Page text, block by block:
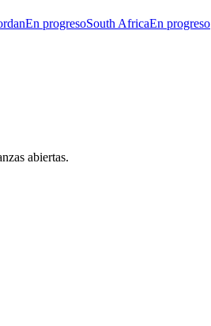
En progresoSouth AfricaEn progreso
abiertas.